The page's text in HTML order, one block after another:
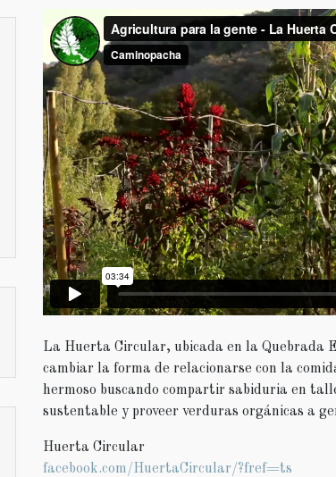
La Huerta Circular, ubicada en la Quebrada
cambiar la forma de relacionarse con la
hermoso buscando compartir sabiduria en
sustentable y proveer verduras orgánicas a
Huerta Circular
facebook.com/HuertaCircular/?fref=ts